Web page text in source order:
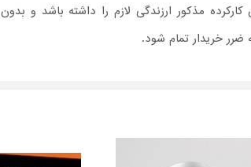
مذکور ارزندگی لازم را داشته باشد و بدون
خریدار تمام شود.